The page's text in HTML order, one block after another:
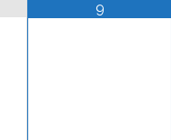
9